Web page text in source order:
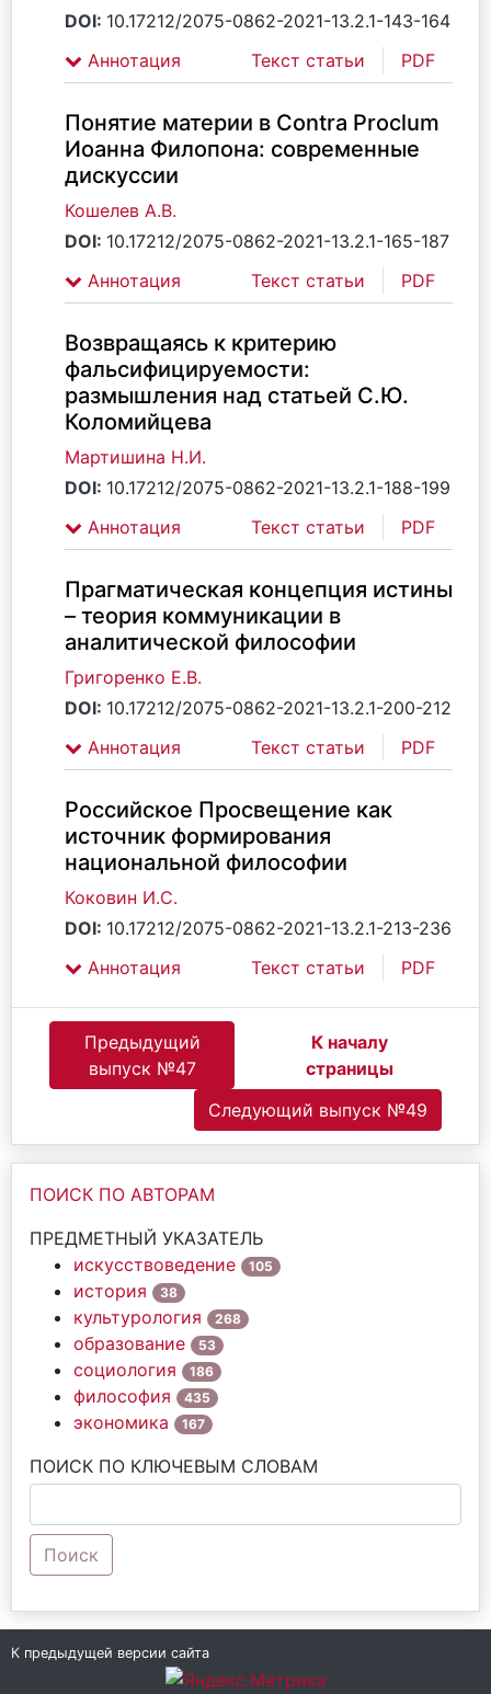
DOI: 10.17212/2075-0862-2021-13.2.1-143-164
Аннотация
Текст статьи PDF
Понятие материи в Contra Proclum
Иоанна Филопона: современные
дискуссии
Кошелев А.В.
DOI: 10.17212/2075-0862-2021-13.2.1-165-187
Аннотация
Текст статьи PDF
Возвращаясь к критерию
фальсифицируемости:
размышления над статьей С.Ю.
Коломийцева
Мартишина Н.И.
DOI: 10.17212/2075-0862-2021-13.2.1-188-199
Аннотация
Текст статьи PDF
Прагматическая концепция истины
– теория коммуникации в
аналитической философии
Григоренко Е.В.
DOI: 10.17212/2075-0862-2021-13.2.1-200-212
Аннотация
Текст статьи PDF
Российское Просвещение как
источник формирования
национальной философии
Коковин И.С.
DOI: 10.17212/2075-0862-2021-13.2.1-213-236
Аннотация
Текст статьи PDF
Предыдущий
выпуск №47
К началу
страницы
Следующий выпуск №49
ПОИСК ПО АВТОРАМ
ПРЕДМЕТНЫЙ УКАЗАТЕЛЬ
искусствоведение
105
история 38
культурология 268
образование 53
социология 186
философия 435
экономика 167
ПОИСК ПО КЛЮЧЕВЫМ СЛОВАМ
Поиск
К предыдущей версии сайта